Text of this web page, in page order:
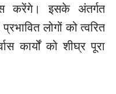
करेंगे। इसके अंतर्गत
लोगों को त्वरित
कार्यों को शीघ्र पूरा